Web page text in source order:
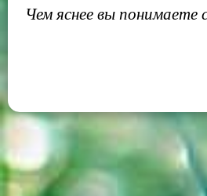
Чем яснее вы